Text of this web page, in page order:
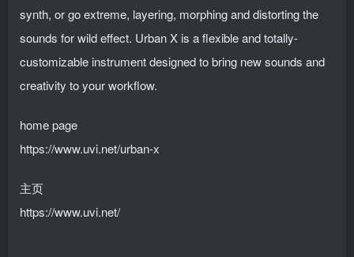
synth, or go extreme, layering, morphing and distorting the
sounds for wild effect. Urban X is a flexible and totally-
customizable instrument designed to bring new sounds and
creativity to your workflow.
home page
https://www.uvi.net/urban-x
主页
https://www.uvi.net/